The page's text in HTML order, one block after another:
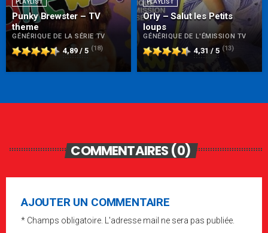
Punky Brewster – TV
theme
GÉNÉRIQUE DE LA SÉRIE TV
4,89 / 5 (18)
Orly – Salut les Petits
loups
GÉNÉRIQUE DE L'ÉMISSION TV
4,31 / 5 (13)
COMMENTAIRES (0)
AJOUTER UN COMMENTAIRE
* Champs obligatoire. L'adresse mail ne sera pas publiée.